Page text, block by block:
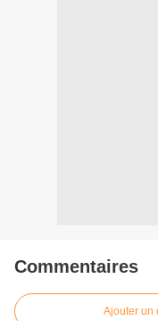
Commentaires
Ajouter un